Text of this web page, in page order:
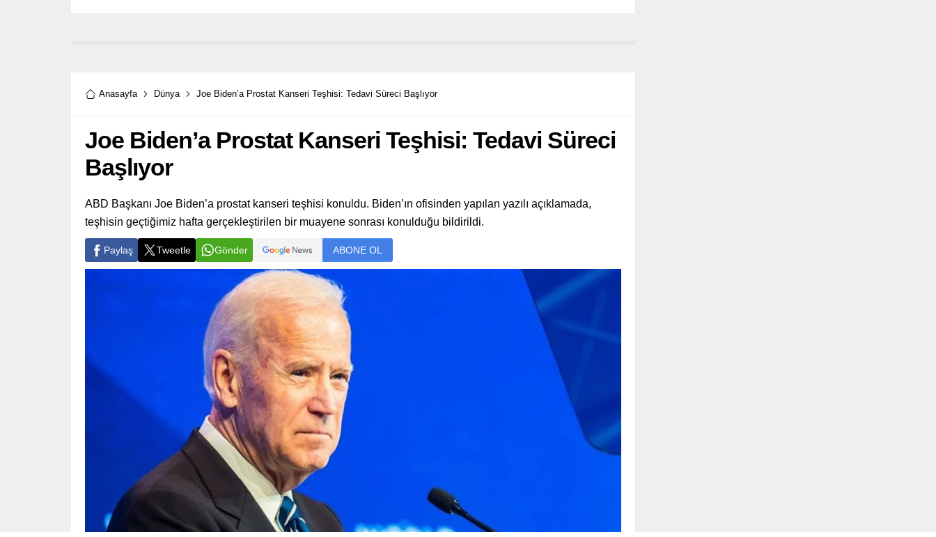
Anasayfa Dünya Joe Biden’a Prostat Kanseri Teşhisi: Tedavi Süreci Başlıyor
Joe Biden’a Prostat Kanseri Teşhisi: Tedavi Süreci
Başlıyor
ABD Başkanı Joe Biden’a prostat kanseri teşhisi konuldu. Biden’ın ofisinden yapılan yazılı açıklamada,
teşhisin geçtiğimiz hafta gerçekleştirilen bir muayene sonrası konulduğu bildirildi.
Paylaş Tweetle Gönder ABONE OL